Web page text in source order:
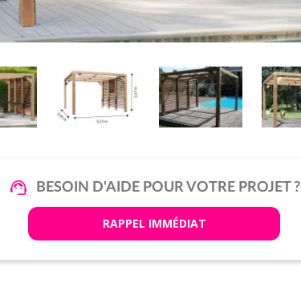
BESOIN D'AIDE POUR VOTRE PROJET ?
RAPPEL IMMÉDIAT